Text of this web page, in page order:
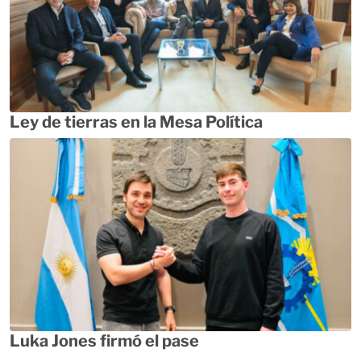
Ley de tierras en la Mesa Política
Luka Jones firmó el pase